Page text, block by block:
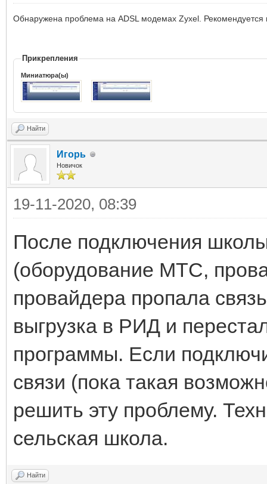
Обнаружена проблема на ADSL модемах Zyxel. Рекомендуется
Прикрепления
Миниатюра(ы)
Найти
Игорь
Новичок
19-11-2020, 08:39
После подключения
(оборудование МТС,
провайдера пропала
выгрузка в РИД и
программы. Если
связи (пока такая
решить эту проблему.
сельская школа.
Найти